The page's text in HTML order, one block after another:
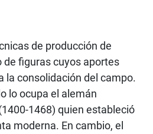
de producción de
de figuras cuyos aportes
la consolidación del campo.
lo ocupa el alemán
1468) quien estableció
moderna. En cambio, el